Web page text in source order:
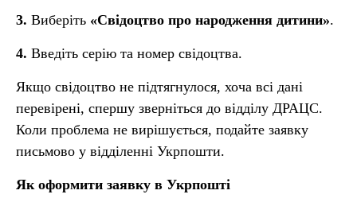
3. Виберіть «Свідоцтво про народження дитини».
4. Введіть серію та номер свідоцтва.
Якщо свідоцтво не підтягнулося, хоча всі дані
перевірені, спершу зверніться до відділу ДРАЦС.
Коли проблема не вирішується, подайте заявку
письмово у відділенні Укрпошти.
Як оформити заявку в Укрпошті